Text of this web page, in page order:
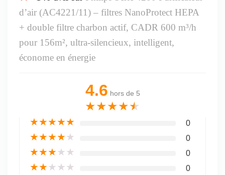
d’air (AC4221/11) – filtres NanoProtect HEPA
+ double filtre charbon actif, CADR 600 m³/h
pour 156m², ultra-silencieux, intelligent,
économe en énergie
4.6 hors de 5
★★★★★
★★★★★ 0
★★★★★ 0
★★★★★ 0
★★★★★ 0